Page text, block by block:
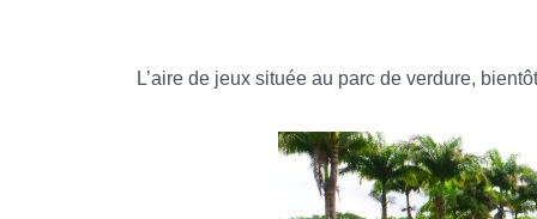
L’aire de jeux située au parc de verdure,